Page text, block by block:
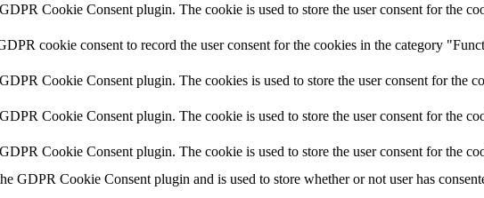
Cookie Consent plugin. The cookie is used to store the user consent for the
cookie consent to record the user consent for the cookies in the category
Cookie Consent plugin. The cookies is used to store the user consent for the
Cookie Consent plugin. The cookie is used to store the user consent for the
Cookie Consent plugin. The cookie is used to store the user consent for the
GDPR Cookie Consent plugin and is used to store whether or not user has